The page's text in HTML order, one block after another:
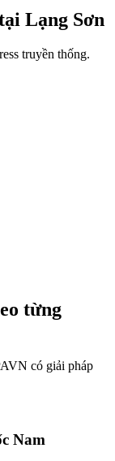
Lạng Sơn
truyền thống.
từng
có giải pháp
Nam